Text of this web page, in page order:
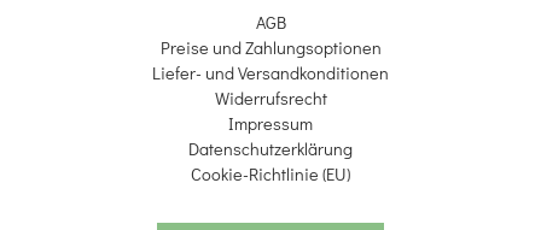
AGB
Preise und Zahlungsoptionen
Liefer- und Versandkonditionen
Widerrufsrecht
Impressum
Datenschutzerklärung
Cookie-Richtlinie (EU)